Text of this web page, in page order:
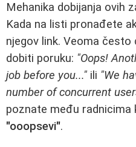
Mehanika dobijanja ovih
Kada na listi pronađete
njegov link. Veoma
dobiti poruku: "Oops!
job before you..." ili "We
number of concurrent
poznate među radnicima
"ooopsevi".